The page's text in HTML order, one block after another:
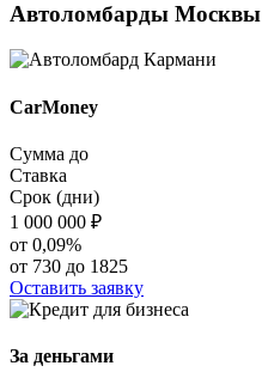
Автоломбарды Москвы
CarMoney
Сумма до
Ставка
Срок (дни)
1 000 000 ₽
от 0,09%
от 730 до 1825
Оставить заявку
За деньгами